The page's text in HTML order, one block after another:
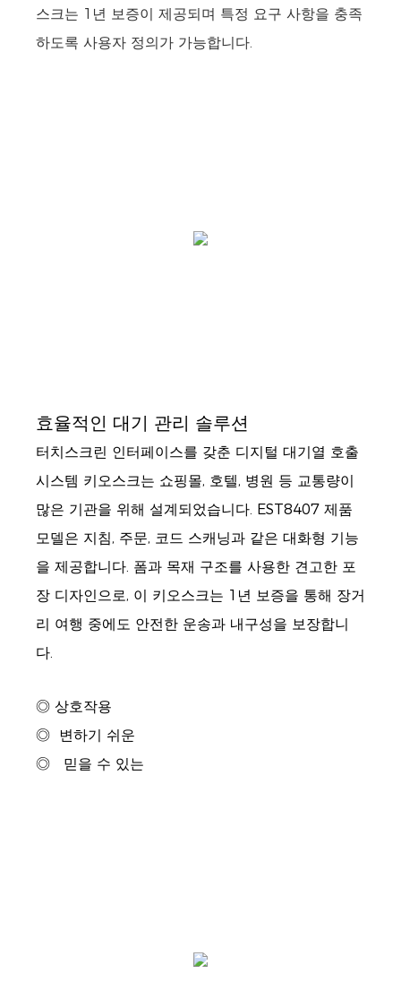
스크는 1년 보증이 제공되며 특정 요구 사항을 충족
하도록 사용자 정의가 가능합니다.
효율적인 대기 관리 솔루션
터치스크린 인터페이스를 갖춘 디지털 대기열 호출
시스템 키오스크는 쇼핑몰, 호텔, 병원 등 교통량이
많은 기관을 위해 설계되었습니다. EST8407 제품
모델은 지침, 주문, 코드 스캐닝과 같은 대화형 기능
을 제공합니다. 폼과 목재 구조를 사용한 견고한 포
장 디자인으로, 이 키오스크는 1년 보증을 통해 장거
리 여행 중에도 안전한 운송과 내구성을 보장합니
다.
◎ 상호작용
◎ 변하기 쉬운
◎
믿을 수 있는